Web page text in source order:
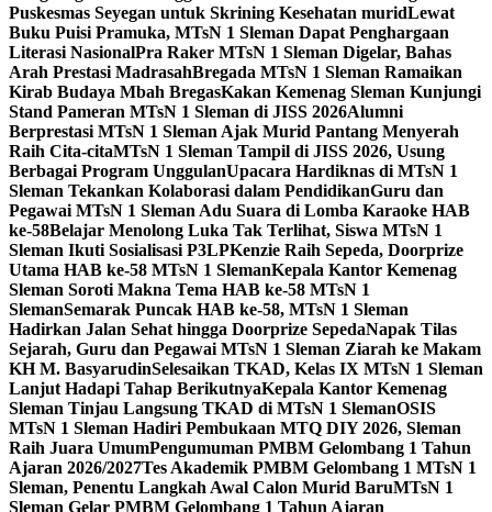
Puskesmas Seyegan untuk Skrining Kesehatan muridLewat
Buku Puisi Pramuka, MTsN 1 Sleman Dapat Penghargaan
Literasi NasionalPra Raker MTsN 1 Sleman Digelar, Bahas
Arah Prestasi MadrasahBregada MTsN 1 Sleman Ramaikan
Kirab Budaya Mbah BregasKakan Kemenag Sleman Kunjungi
Stand Pameran MTsN 1 Sleman di JISS 2026Alumni
Berprestasi MTsN 1 Sleman Ajak Murid Pantang Menyerah
Raih Cita-citaMTsN 1 Sleman Tampil di JISS 2026, Usung
Berbagai Program UnggulanUpacara Hardiknas di MTsN 1
Sleman Tekankan Kolaborasi dalam PendidikanGuru dan
Pegawai MTsN 1 Sleman Adu Suara di Lomba Karaoke HAB
ke-58Belajar Menolong Luka Tak Terlihat, Siswa MTsN 1
Sleman Ikuti Sosialisasi P3LPKenzie Raih Sepeda, Doorprize
Utama HAB ke-58 MTsN 1 SlemanKepala Kantor Kemenag
Sleman Soroti Makna Tema HAB ke-58 MTsN 1
SlemanSemarak Puncak HAB ke-58, MTsN 1 Sleman
Hadirkan Jalan Sehat hingga Doorprize SepedaNapak Tilas
Sejarah, Guru dan Pegawai MTsN 1 Sleman Ziarah ke Makam
KH M. BasyarudinSelesaikan TKAD, Kelas IX MTsN 1 Sleman
Lanjut Hadapi Tahap BerikutnyaKepala Kantor Kemenag
Sleman Tinjau Langsung TKAD di MTsN 1 SlemanOSIS
MTsN 1 Sleman Hadiri Pembukaan MTQ DIY 2026, Sleman
Raih Juara UmumPengumuman PMBM Gelombang 1 Tahun
Ajaran 2026/2027Tes Akademik PMBM Gelombang 1 MTsN 1
Sleman, Penentu Langkah Awal Calon Murid BaruMTsN 1
Sleman Gelar PMBM Gelombang 1 Tahun Ajaran